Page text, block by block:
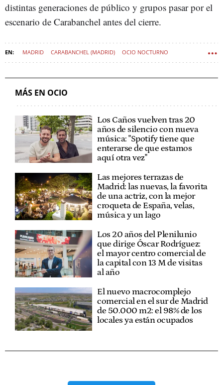
distintas generaciones de público y grupos pasar por el
escenario de Carabanchel antes del cierre.
MADRID CARABANCHEL (MADRID) OCIO NOCTURNO
MÁS EN OCIO
Los Caños vuelven tras 20
años de silencio con nueva
música: "Spotify tiene que
enterarse de que estamos
aquí otra vez"
Las mejores terrazas de
Madrid: las nuevas, la favorita
de una actriz, con la mejor
croqueta de España, velas,
música y un lago
Los 20 años del Plenilunio
que dirige Óscar Rodríguez:
el mayor centro comercial de
la capital con 13 M de visitas
al año
El nuevo macrocomplejo
comercial en el sur de Madrid
de 50.000 m2: el 98% de los
locales ya están ocupados